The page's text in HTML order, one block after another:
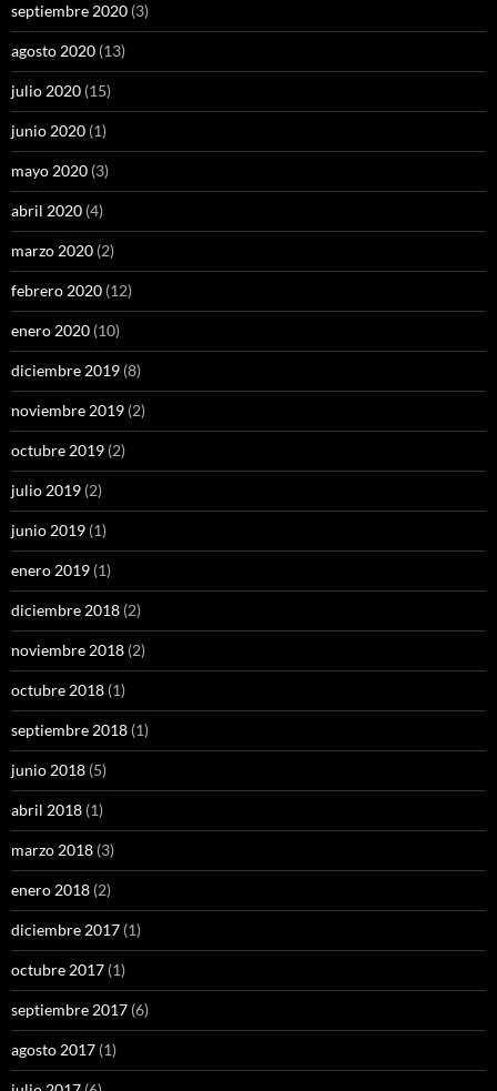
septiembre 2020 (3)
agosto 2020 (13)
julio 2020 (15)
junio 2020 (1)
mayo 2020 (3)
abril 2020 (4)
marzo 2020 (2)
febrero 2020 (12)
enero 2020 (10)
diciembre 2019 (8)
noviembre 2019 (2)
octubre 2019 (2)
julio 2019 (2)
junio 2019 (1)
enero 2019 (1)
diciembre 2018 (2)
noviembre 2018 (2)
octubre 2018 (1)
septiembre 2018 (1)
junio 2018 (5)
abril 2018 (1)
marzo 2018 (3)
enero 2018 (2)
diciembre 2017 (1)
octubre 2017 (1)
septiembre 2017 (6)
agosto 2017 (1)